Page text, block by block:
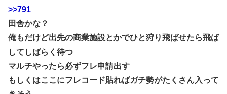
>>791
田舎かな？
俺もだけど出先の商業施設とかでひと狩り飛ばせたら飛ば
してしばらく待つ
マルチやったら必ずフレ申請出す
もしくはここにフレコード貼ればガチ勢がたくさん入って